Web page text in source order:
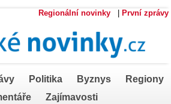
Regionální novinky První zprávy
Politika Byznys
Regiony
Zajímavosti